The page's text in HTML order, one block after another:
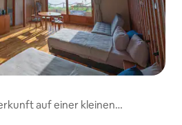
auf einer kleinen